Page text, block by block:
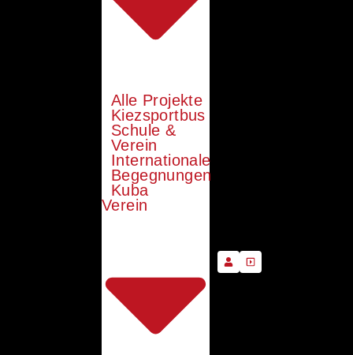
Alle Projekte
Kiezsportbus
Schule &
Verein
Internationale
Begegnungen
Kuba
Verein